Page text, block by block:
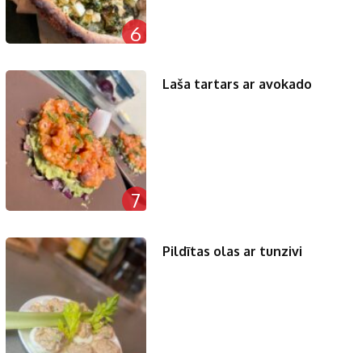
6
7
Laša tartars ar avokado
Pildītas olas ar tunzivi